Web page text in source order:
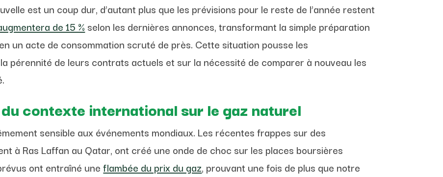
est un coup dur, d’autant plus que les prévisions pour le reste de l’année restent
de 15 % selon les dernières annonces, transformant la simple préparation
un acte de consommation scruté de près. Cette situation pousse les
pérennité de leurs contrats actuels et sur la nécessité de comparer à nouveau les
contexte international sur le gaz naturel
sensible aux événements mondiaux. Les récentes frappes sur des
à Ras Laffan au Qatar, ont créé une onde de choc sur les places boursières
ont entraîné uneflambée du prix du gaz, prouvant une fois de plus que notre